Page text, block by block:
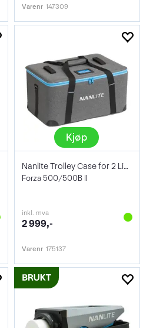
Varenr 147309
Kjøp
Nanlite Trolley Case for 2 Lights
Forza 500/500B II
inkl. mva
2 999,-
Varenr 175137